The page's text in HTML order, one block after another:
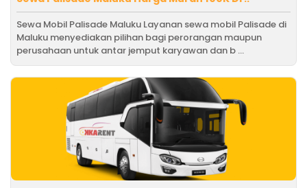
Sewa Mobil Palisade Maluku Layanan sewa mobil Palisade di
Maluku menyediakan pilihan bagi perorangan maupun
perusahaan untuk antar jemput karyawan dan b ...